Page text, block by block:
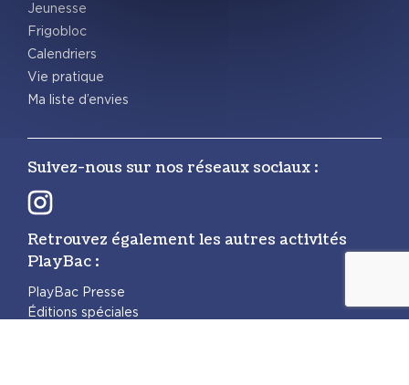
Jeunesse
Frigobloc
Calendriers
Vie pratique
Ma liste d’envies
Suivez-nous sur nos réseaux sociaux :
Retrouvez également les autres activités
PlayBac :
PlayBac Presse
Éditions spéciales